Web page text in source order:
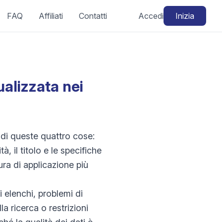
FAQ Affiliati Contatti Accedi Inizia
nei
queste quattro cose:
il titolo e le specifiche
di applicazione più
problemi di
ricerca o restrizioni